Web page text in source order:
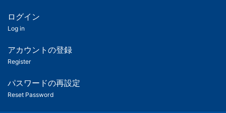
ツ
匿
名
ユ
ー
ログイン
Log in
アカウントの登録
Register
パスワードの再設定
Reset Password